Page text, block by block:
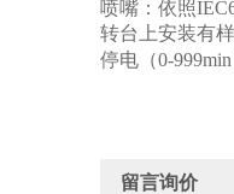
喷嘴：依照
转台上安装有
停电（0-
留言询价